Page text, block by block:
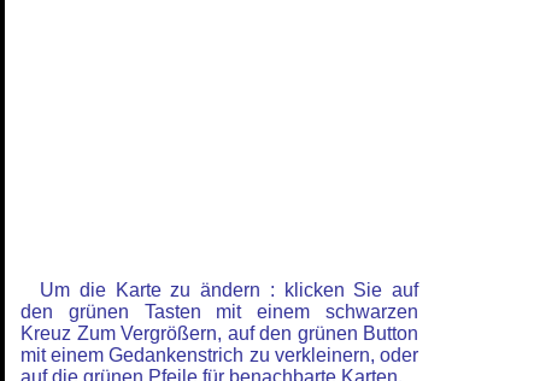
Um die Karte zu ändern : klicken Sie auf
den grünen Tasten mit einem schwarzen
Kreuz Zum Vergrößern, auf den grünen Button
mit einem Gedankenstrich zu verkleinern, oder
auf die grünen Pfeile für benachbarte Karten.